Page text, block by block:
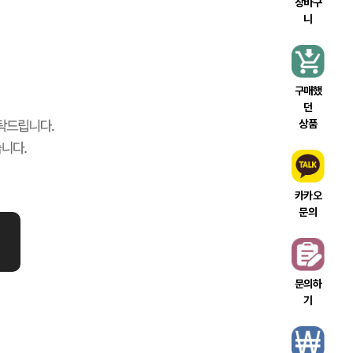
니
구매했
던
상품
카카오
문의
문의하
기